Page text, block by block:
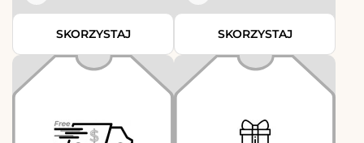
SKORZYSTAJ SKORZYSTAJ